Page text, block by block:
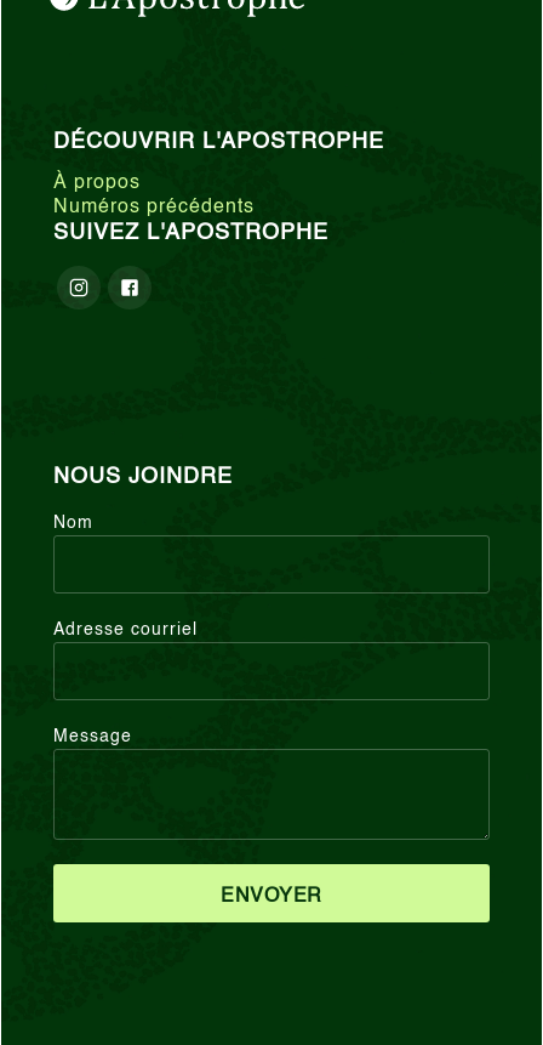
DÉCOUVRIR L'APOSTROPHE
À propos
Numéros précédents
SUIVEZ L'APOSTROPHE
NOUS JOINDRE
Nom
Adresse courriel
Message